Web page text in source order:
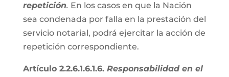
repetición. En los casos en que la Nación
sea condenada por falla en la prestación del
servicio notarial, podrá ejercitar la acción de
repetición correspondiente.
Artículo 2.2.6.1.6.1.6. Responsabilidad en el